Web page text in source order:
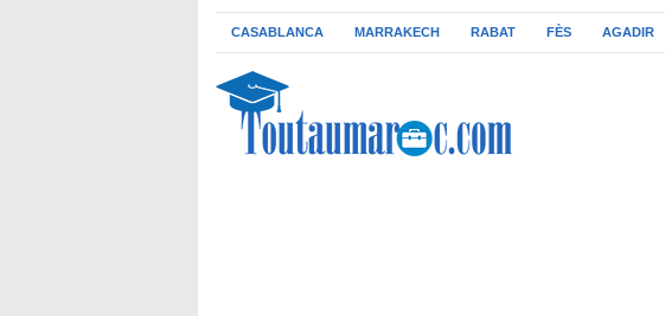
CASABLANCA MARRAKECH RABAT FÈS AGADIR